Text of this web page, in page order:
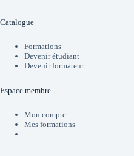
Catalogue
Formations
Devenir étudiant
Devenir formateur
Espace membre
Mon compte
Mes formations